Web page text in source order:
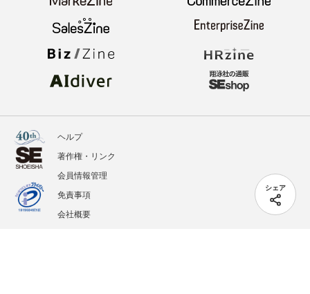
シェア
ヘルプ
著作権・リンク
会員情報管理
免責事項
会社概要